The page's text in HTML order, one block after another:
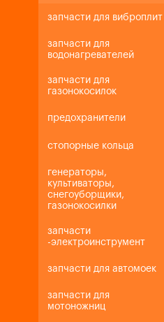
запчасти для виброплит
запчасти для
водонагревателей
запчасти для
газонокосилок
предохранители
стопорные кольца
генераторы,
культиваторы,
снегоуборщики,
газонокосилки
запчасти
-электроинструмент
запчасти для автомоек
запчасти для
мотоножниц